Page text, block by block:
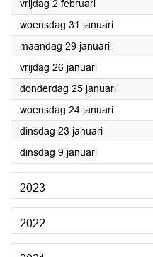
vrijdag 2 februari2024
woensdag 31 januari2024
maandag 29 januari2024
vrijdag 26 januari2024
donderdag 25 januari2024
woensdag 24 januari2024
dinsdag 23 januari2024
dinsdag 9 januari2024
2023
2022